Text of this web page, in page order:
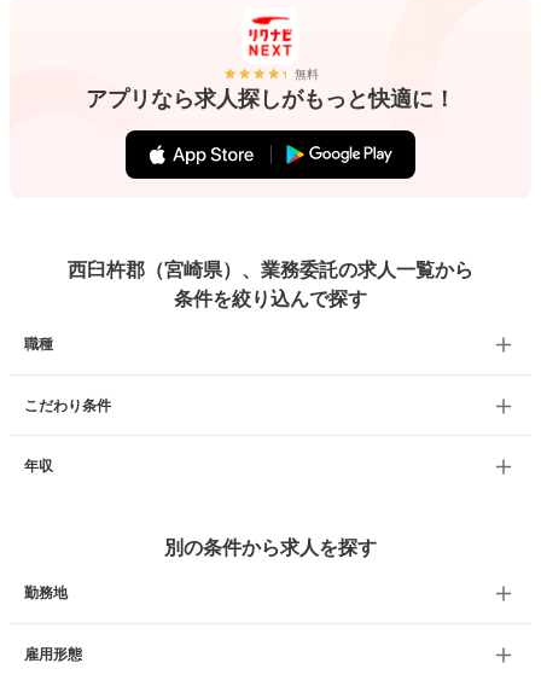
無料
アプリなら求人探しがもっと快適に！
西臼杵郡（宮崎県）、業務委託の求人一覧から
条件を絞り込んで探す
職種
こだわり条件
年収
別の条件から求人を探す
勤務地
雇用形態